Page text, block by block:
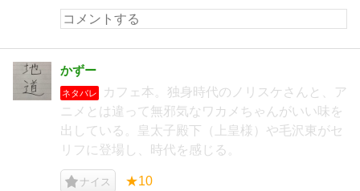
かずー
ネタバレ
カフェ本。独身時代のノリスケさんと、ア
ニメとは違って無邪気なワカメちゃんがいい味を
出している。皇太子殿下（上皇様）や毛沢東がセ
リフに登場し、時代を感じる。
ナイス ★10